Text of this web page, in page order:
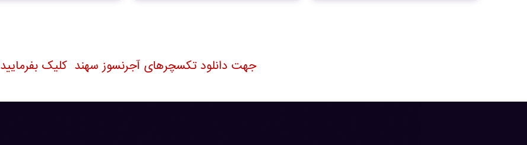
جهت دانلود تکسچرهای آجرنسوز سهند کلیک بفرمایید